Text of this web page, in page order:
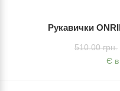
Рукавички
510.00 грн.
Є в